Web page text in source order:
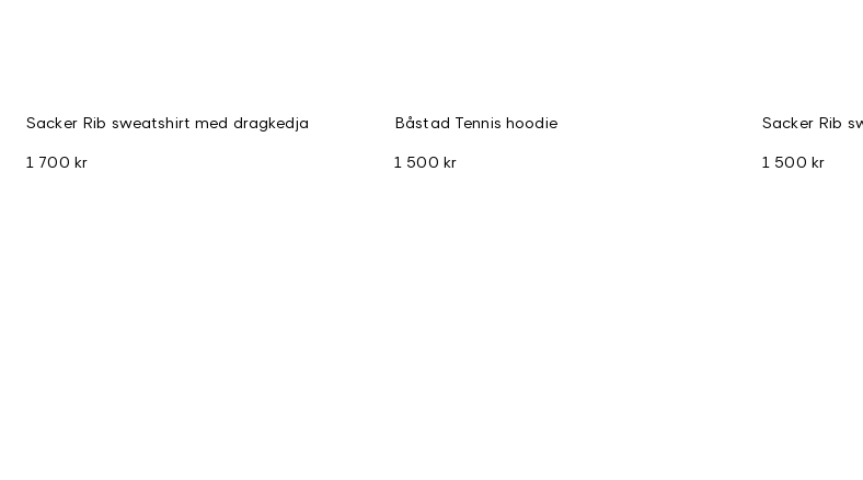
Sacker Rib sweatshirt med dragkedja
1 700 kr
Båstad Tennis hoodie
1 500 kr
Sacker Rib
1 500 kr